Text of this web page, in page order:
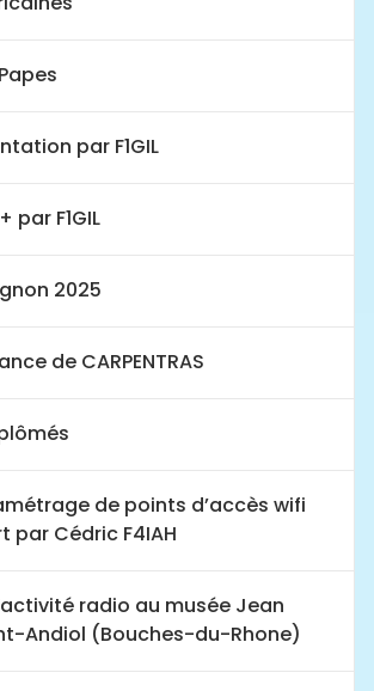
par F1GIL
par F1GIL
2025
de CARPENTRAS
de points d’accès wifi
par Cédric F4IAH
radio au musée Jean
Andiol (Bouches-du-Rhone)